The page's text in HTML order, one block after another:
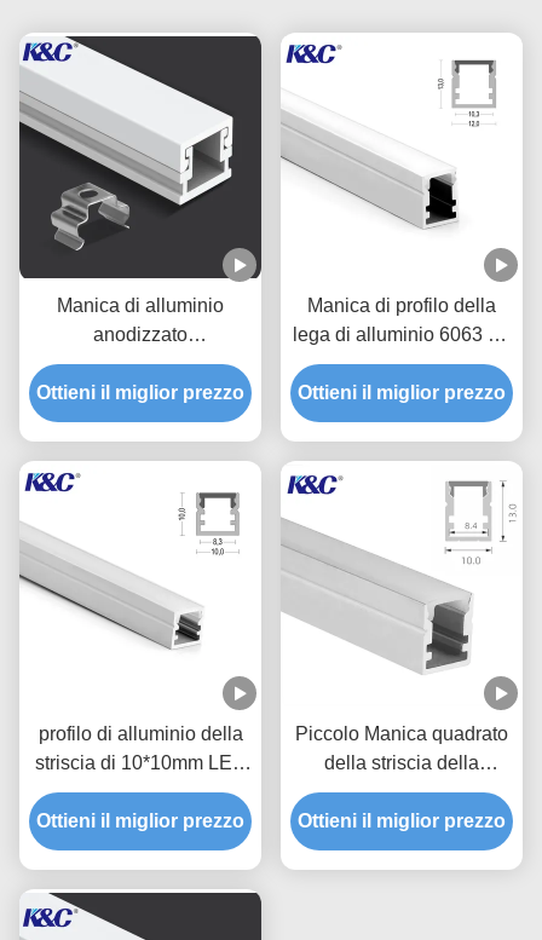
Manica di alluminio
anodizzato
dell'estrusione di profilo
della piccola striscia del
LED
Ottieni il miglior prezzo
Manica di profilo della
lega di alluminio 6063 T5
LED con la copertura del
diffusore del PC
Ottieni il miglior prezzo
profilo di alluminio della
striscia di 10*10mm LED
con la copertura del
diffusore del PC di PMMA
Ottieni il miglior prezzo
Piccolo Manica quadrato
della striscia della
plafoniera 10*13mm LED
con il diffusore
Ottieni il miglior prezzo